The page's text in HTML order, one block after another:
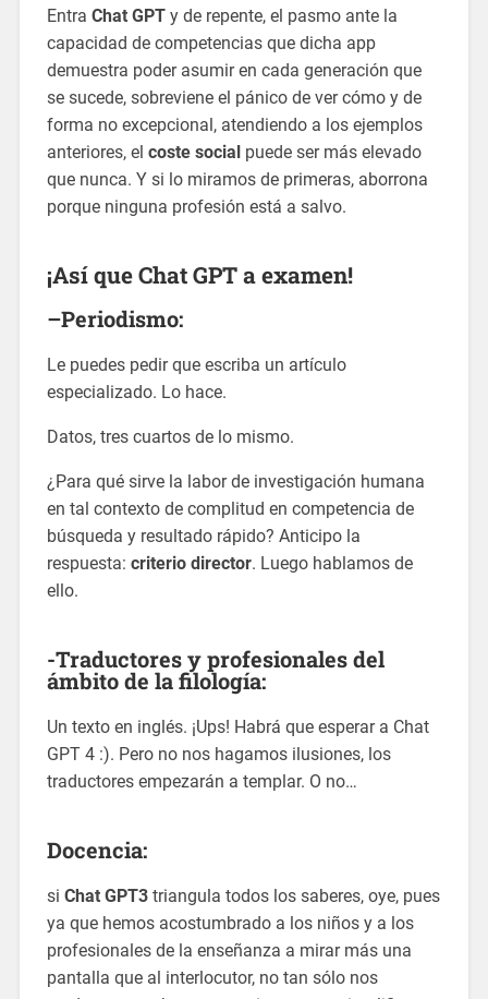
Entra Chat GPTy de repente, el pasmo ante la
capacidad de competencias que dicha app
demuestra poder asumir en cada generación que
se sucede, sobreviene el pánico de ver cómo y de
forma no excepcional, atendiendo a los ejemplos
anteriores, el coste socialpuede ser más elevado
que nunca. Y si lo miramos de primeras, aborrona
porque ninguna profesión está a salvo.
¡Así que Chat GPT a examen!
–Periodismo:
Le puedes pedir que escriba un artículo
especializado. Lo hace.
Datos, tres cuartos de lo mismo.
¿Para qué sirve la labor de investigación humana
en tal contexto de complitud en competencia de
búsqueda y resultado rápido? Anticipo la
respuesta: criterio director. Luego hablamos de
ello.
-Traductores y profesionales del
ámbito de la filología:
Un texto en inglés. ¡Ups! Habrá que esperar a Chat
GPT 4 :). Pero no nos hagamos ilusiones, los
traductores empezarán a templar. O no…
Docencia:
si Chat GPT3triangula todos los saberes, oye, pues
ya que hemos acostumbrado a los niños y a los
profesionales de la enseñanza a mirar más una
pantalla que al interlocutor, no tan sólo nos